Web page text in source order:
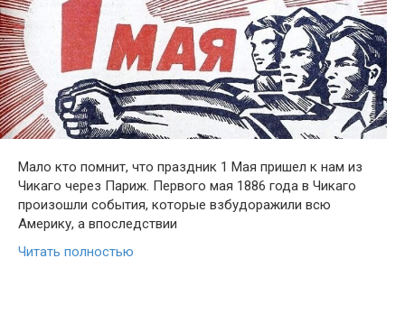
Мало кто помнит, что праздник 1 Мая пришел к нам из
Чикаго через Париж. Первого мая 1886 года в Чикаго
произошли события, которые взбудоражили всю
Америку, а впоследствии
Читать полностью